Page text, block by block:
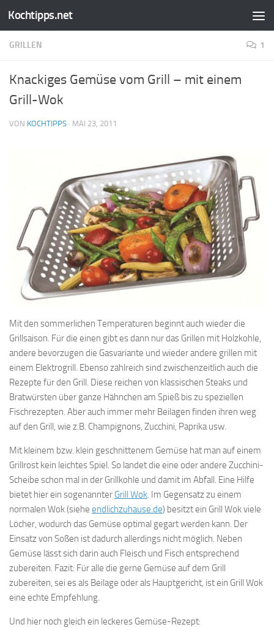
Zum Inhalt springen
Kochtipps.net
GRILLEN 1
Knackiges Gemüse vom Grill – mit einem
Grill-Wok
VON KOCHTIPPS · MAI 23, 2011
Mit den sommerlichen Temperaturen beginnt auch wieder die
Grillsaison. Für die einen gibt es dann nur das Grillen mit Holzkohle,
andere bevorzugen die Gasvariante und wieder andere grillen mit
einem Elektrogrill. Ebenso zahlreich sind zwischenzeitlich auch die
Rezepte für den Grill. Diese reichen von klassischen Steaks und
Bratwürsten über ganze Hähnchen am Spieß bis zu speziellen
Fischrezepten. Aber auch immer mehr Beilagen finden ihren weg
auf den Grill, wie z.B. Champignons, Zucchini, Paprika usw.
Mit kleinem bzw. klein geschnittenem Gemüse hat man auf einem
Grillrost kein leichtes Spiel. So landet die eine oder andere Zucchini-
Scheibe schon mal in der Grillkohle und damit im Abfall. Eine Hilfe
bietet hier ein sogenannter Grill Wok. Im Gegensatz zu einem
normalen Wok (siehe endlichzuhause.de) besitzt ein Grill Wok viele
Löcher, wodurch das Gemüse optimal gegart werden kann. Der
Einsatz von Soßen ist dadurch allerdings nicht möglich. Neben
Gemüse lässt sich darin auch Fleisch und Fisch entsprechend
zubereiten. Fazit: Für alle die gerne Gemüse auf dem Grill
zubereiten, sei es als Beilage oder als Hauptgericht, ist ein Grill Wok
eine echte Empfehlung.
Und hier noch gleich ein leckeres Gemüse-Rezept: